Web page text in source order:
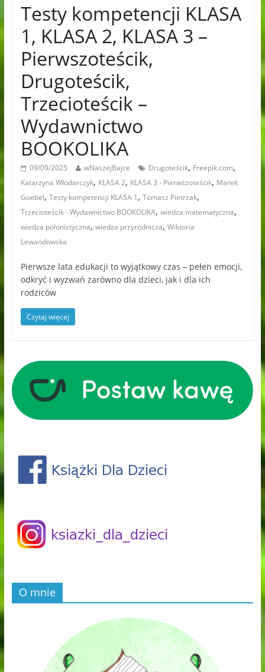
Testy kompetencji KLASA
1, KLASA 2, KLASA 3 –
Pierwszoteścik,
Drugoteścik,
Trzecioteścik –
Wydawnictwo
BOOKOLIKA
09/09/2025 wNaszejBajce Drugoteścik, Freepik.com,
Katarzyna Włodarczyk, KLASA 2, KLASA 3 - Pierwszoteścik, Marek
Goebel, Testy kompetencji KLASA 1 , Tomasz Pietrzak,
Trzecioteścik - Wydawnictwo BOOKOLIKA, wiedza matematyczna,
wiedza polonistyczna, wiedza przyrodnicza, Wiktoria
Lewandowska
Pierwsze lata edukacji to wyjątkowy czas – pełen emocji,
odkryć i wyzwań zarówno dla dzieci, jak i dla ich
rodziców
Czytaj więcej
O mnie